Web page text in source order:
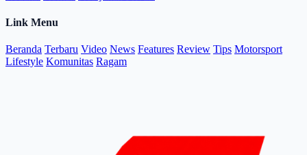
Link Menu
Beranda Terbaru Video News Features Review Tips Motorsport
Lifestyle Komunitas Ragam